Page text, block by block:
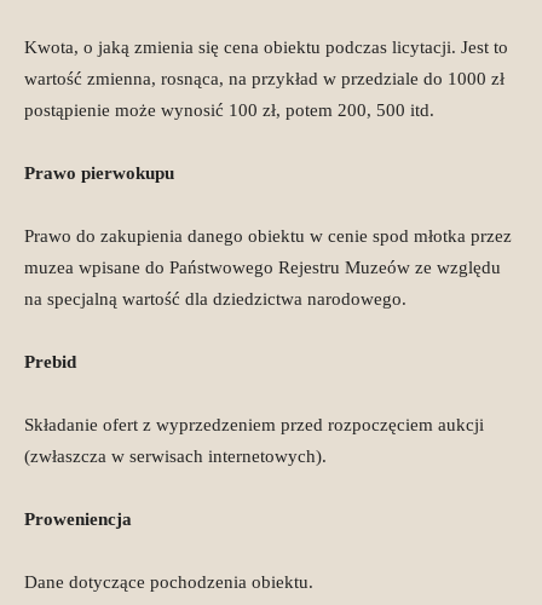
Kwota, o jaką zmienia się cena obiektu podczas licytacji. Jest to
wartość zmienna, rosnąca, na przykład w przedziale do 1000 zł
postąpienie może wynosić 100 zł, potem 200, 500 itd.
Prawo pierwokupu
Prawo do zakupienia danego obiektu w cenie spod młotka przez
muzea wpisane do Państwowego Rejestru Muzeów ze względu
na specjalną wartość dla dziedzictwa narodowego.
Prebid
Składanie ofert z wyprzedzeniem przed rozpoczęciem aukcji
(zwłaszcza w serwisach internetowych).
Proweniencja
Dane dotyczące pochodzenia obiektu.